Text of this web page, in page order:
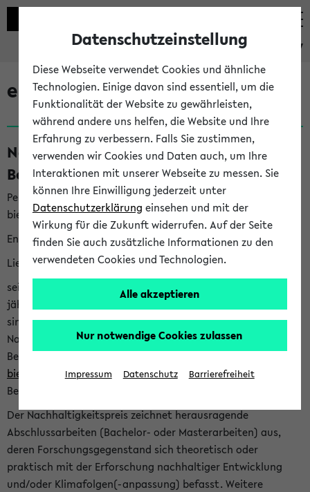
eKVV
eKVV News
Nachhaltigkeitspreis 2026:
Bewerbungsphase gestartet (06.08.26)
Per E-Mail eingestellt von nachhaltigkeitsbuero@uni-
bielefeld.de an den Verteiler 'Alle Studierenden':
English version below
Liebe Studierende,
seit 2023 verleiht das Rektorat der Universität Bielefeld
jährlich den Nachhaltigkeitspreis für Abschlussarbeiten. Sie
sind herzlich eingeladen sich mit Ihrer Abschlussarbeit beim
Nachhaltigkeitsbüro zu bewerben. Bitte nutzen Sie für Ihre
Bewerbung dieses Formular<https://formulare.uni-
bielefeld.de/frontend-server/form/provide/913/>. Die
Bewerbungsfrist endet am 30.09.2026.
Der Nachhaltigkeitspreis zeichnet herausragende
Abschlussarbeiten (Bachelor- oder Masterarbeiten) aus,
deren Forschungsgegenstand sich theoretisch oder
praktisch mit der Erforschung nachhaltiger Entwicklung
und/oder Klimafolgen(-anpassung) befasst. Weitere
Datenschutzeinstellung
Diese Webseite verwendet Cookies und ähnliche
Technologien. Einige davon sind essentiell, um die
Funktionalität der Website zu gewährleisten,
während andere uns helfen, die Website und Ihre
Erfahrung zu verbessern. Falls Sie zustimmen,
verwenden wir Cookies und Daten auch, um Ihre
Interaktionen mit unserer Webseite zu messen. Sie
können Ihre Einwilligung jederzeit unter
Datenschutzerklärung einsehen und mit der
Wirkung für die Zukunft widerrufen. Auf der Seite
finden Sie auch zusätzliche Informationen zu den
verwendeten Cookies und Technologien.
Alle akzeptieren
Nur notwendige Cookies zulassen
Impressum Datenschutz Barrierefreiheit